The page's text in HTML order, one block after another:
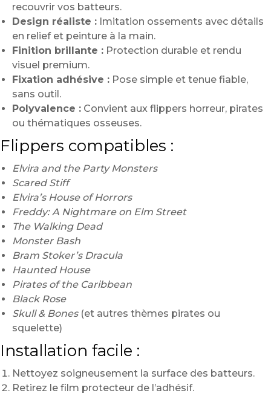
recouvrir vos batteurs.
Design réaliste : Imitation ossements avec détails
en relief et peinture à la main.
Finition brillante : Protection durable et rendu
visuel premium.
Fixation adhésive : Pose simple et tenue fiable,
sans outil.
Polyvalence : Convient aux flippers horreur, pirates
ou thématiques osseuses.
Flippers compatibles :
Elvira and the Party Monsters
Scared Stiff
Elvira’s House of Horrors
Freddy: A Nightmare on Elm Street
The Walking Dead
Monster Bash
Bram Stoker’s Dracula
Haunted House
Pirates of the Caribbean
Black Rose
Skull & Bones(et autres thèmes pirates ou
squelette)
Installation facile :
Nettoyez soigneusement la surface des batteurs.
Retirez le film protecteur de l’adhésif.